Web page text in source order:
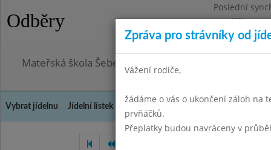
Odběry
Poslední
Pondělí
Omezení
Mateřská škola Šebetov, příspěvková organizace
Vybrat jídelnu Jídelní lístek
Zpráva pro strávníky od
Vážení rodiče,
žádáme o vás o ukončení záloh na
prvňáčků.
Přeplatky budou navráceny v